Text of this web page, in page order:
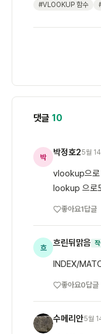
#VLOOKUP 함수
댓글 10
박 박정호25월
vlookup으로
lookup 으로
좋아요1답글
흐 흐린뒤맑음
INDEX/
좋아요0답글
수 수메리안5월